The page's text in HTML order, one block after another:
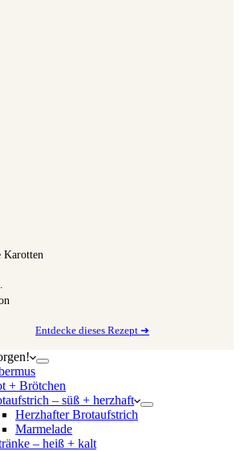
Karotten
Entdecke dieses Rezept ➔
+ Brötchen
– süß + herzhaft
Herzhafter Brotaufstrich
Marmelade
– heiß + kalt